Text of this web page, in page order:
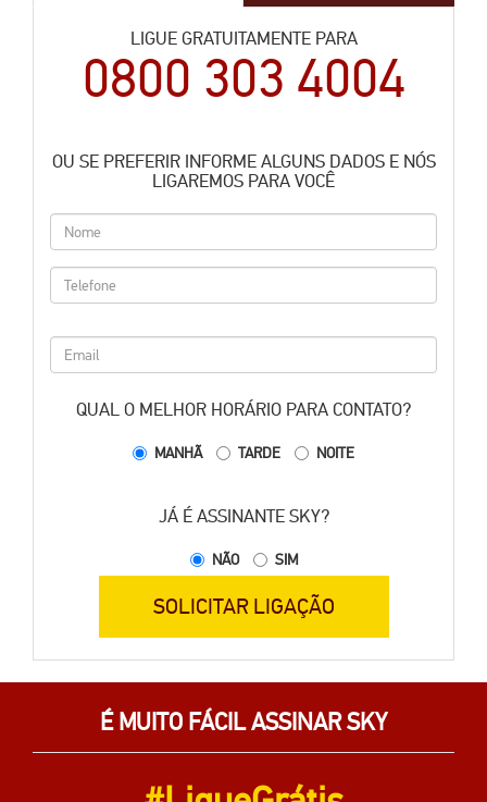
LIGUE GRATUITAMENTE PARA
0800 303 4004
OU SE PREFERIR INFORME ALGUNS DADOS E NÓS
LIGAREMOS PARA VOCÊ
QUAL O MELHOR HORÁRIO PARA CONTATO?
MANHÃ TARDE NOITE
JÁ É ASSINANTE SKY?
NÃO SIM
SOLICITAR LIGAÇÃO
É MUITO FÁCIL ASSINAR SKY